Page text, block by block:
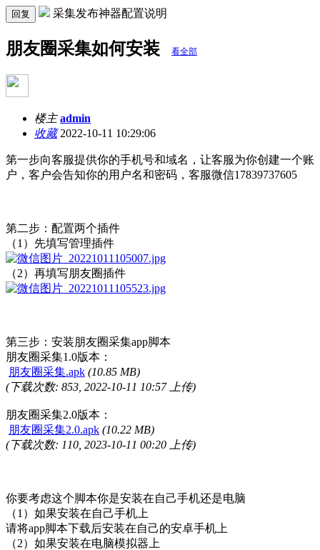
回复 采集发布神器配置说明
朋友圈采集如何安装 看全部
楼主 admin
收藏2022-10-11 10:29:06
第一步向客服提供你的手机号和域名，让客服为你创建一个账
户，客户会告知你的用户名和密码，客服微信17839737605
第二步：配置两个插件
（1）先填写管理插件
（2）再填写朋友圈插件
第三步：安装朋友圈采集app脚本
朋友圈采集1.0版本：
朋友圈采集.apk (10.85 MB)
(下载次数: 853, 2022-10-11 10:57 上传)
朋友圈采集2.0版本：
朋友圈采集2.0.apk (10.22 MB)
(下载次数: 110, 2023-10-11 00:20 上传)
你要考虑这个脚本你是安装在自己手机还是电脑
（1）如果安装在自己手机上
请将app脚本下载后安装在自己的安卓手机上
（2）如果安装在电脑模拟器上